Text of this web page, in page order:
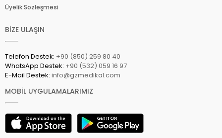
Üyelik Sözleşmesi
BİZE ULAŞIN
Telefon Destek: +90 (850) 259 80 40
WhatsApp Destek: +90 (532) 059 16 97
E-Mail Destek: info@gzmedikal.com
MOBİL UYGULAMALARIMIZ